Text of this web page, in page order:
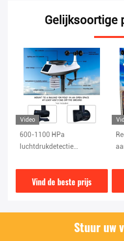
Gelijksoortige
Video
Regenbereik 0 tot 9 Zonne-
aangedreven
wind- en
vochtigheidssensoren
Vind de beste prijs
Stuur uw